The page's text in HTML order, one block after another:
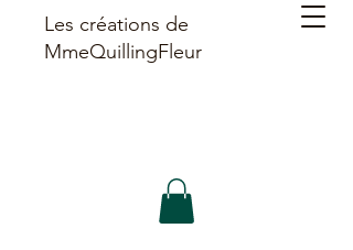
Les créations de
MmeQuillingFleur